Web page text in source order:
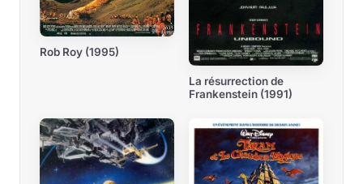
Rob Roy (1995)
La résurrection de
Frankenstein (1991)